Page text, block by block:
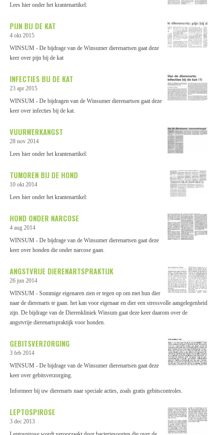
Lees hier onder het krantenartikel:
PIJN BIJ DE KAT
4 okt 2015
WINSUM - De bijdrage van de Winsumer dierenartsen gaat deze
keer over pijn bij de kat
INFECTIES BIJ DE KAT
23 apr 2015
WINSUM - De bijdragen van de Winsumer dierenartsen gaat deze
keer over infecties bij de kat.
VUURWERKANGST
28 nov 2014
Lees hier onder het krantenartikel:
TUMOREN BIJ DE HOND
10 okt 2014
Lees hier onder het krantenartikel:
HOND ONDER NARCOSE
4 aug 2014
WINSUM - De bijdrage van de Winsumer dierenartsen gaat deze
keer over honden die onder narcose gaan.
ANGSTVRIJE DIERENARTSPRAKTIJK
26 jun 2014
WINSUM - Sommige eigenaren zien er tegen op om met hun dier
naar de dierenarts te gaan. het kan voor eigenaar en dier een stressvolle aangelegenheid
zijn. De bijdrage van de Dierenkliniek Winsum gaat deze keer daarom over de
angstvrije dierenartspraktijk voor honden.
GEBITSVERZORGING
3 feb 2014
WINSUM - De bijdrage van de Winsumer dierenartsen gaat deze
keer over gebitsverzorging.
Informeer bij uw dierenarts naar speciale acties, zoals gratis gebitscontroles.
LEPTOSPIROSE
3 dec 2013